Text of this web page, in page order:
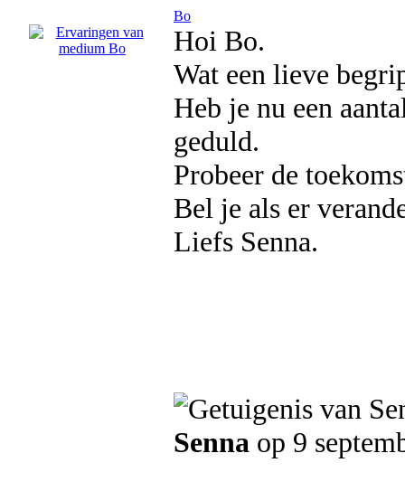
Bo
Hoi Bo.
Wat een lieve
Heb je nu een
geduld.
Probeer de
Bel je als er
Liefs Senna.
Senna op 9